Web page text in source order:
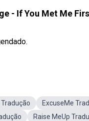
- If You Met Me
Tradução ExcuseMe
Raise MeUp